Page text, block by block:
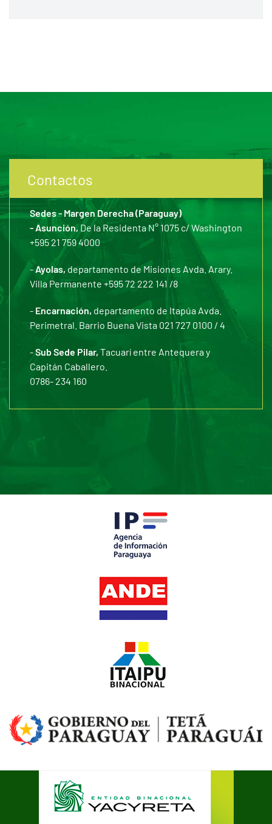
Contactos
Sedes - Margen Derecha (Paraguay)
- Asunción,De la Residenta N° 1075 c/ Washington
+595 21 759 4000
-Ayolas, departamento de Misiones Avda. Arary.
Villa Permanente +595 72 222 141 /8
- Encarnación, departamento de Itapúa Avda.
Perimetral. Barrio Buena Vista 021 727 0100 / 4
-Sub Sede Pilar, Tacuarí entre Antequera y
Capitán Caballero.
0786- 234 160